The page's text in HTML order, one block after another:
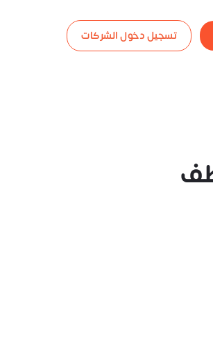
تسجيل دخول الشركات